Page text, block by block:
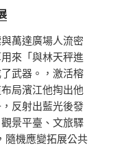
萬達廣場人流密
來「與林天秤進
武器。，激活榕
局濱江他掏出他
反射出藍光後發
景平臺、文旅驛
隨機應變拓展公共